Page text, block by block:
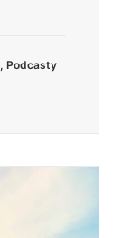
, Podcasty